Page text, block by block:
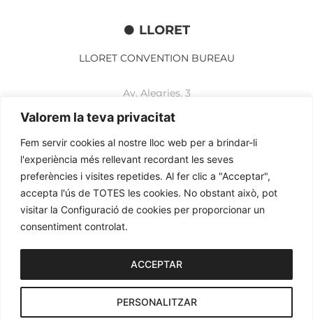
Valorem la teva privacitat
Fem servir cookies al nostre lloc web per a brindar-li
l'experiència més rellevant recordant les seves
preferències i visites repetides. Al fer clic a "Acceptar",
accepta l'ús de TOTES les cookies. No obstant això, pot
visitar la Configuració de cookies per proporcionar un
consentiment controlat.
PERSONALITZAR
ACCEPTAR
LLORET
LLORET CONVENTION BUREAU
Av. Alegries, 3
+34 972 365 788
mbelisario@lloret.cat
www.lloretcb.org
Aviso legal
Política de privacidad
Política de cookies
2026© OGL MEETINGS. Todos los derechos reservados.
iònic.